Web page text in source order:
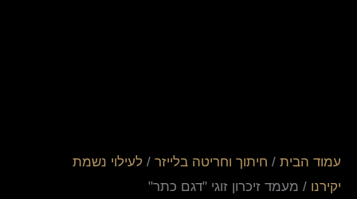
עמוד הבית / חיתוך וחריטה בלייזר / לעילוי נשמת
יקירנו / מעמד זיכרון זוגי "דגם כתר"